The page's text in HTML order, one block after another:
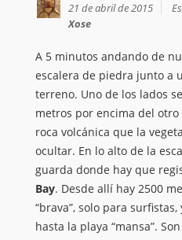
21 de abril de 2015
Xose
A 5 minutos andando de
escalera de piedra junto a
terreno. Uno de los lados
metros por encima del
roca volcánica que la
ocultar. En lo alto de la
guarda donde hay que
Bay. Desde allí hay 2500
“brava”, solo para
hasta la playa “mansa”.